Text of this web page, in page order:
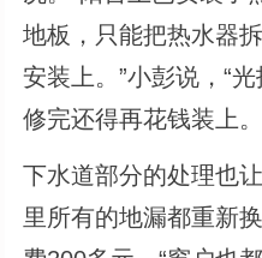
地板，只能把热水器
安装上。”小彭说，“
修完还得再花钱装上。
下水道部分的处理也
里所有的地漏都重新